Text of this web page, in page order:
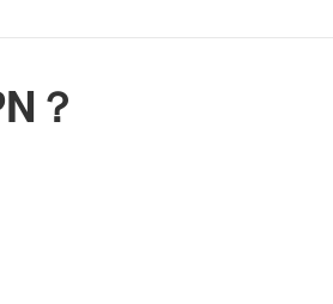
？